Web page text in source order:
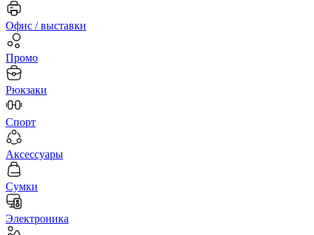
Офис / выставки
Промо
Рюкзаки
Спорт
Аксессуары
Сумки
Электроника